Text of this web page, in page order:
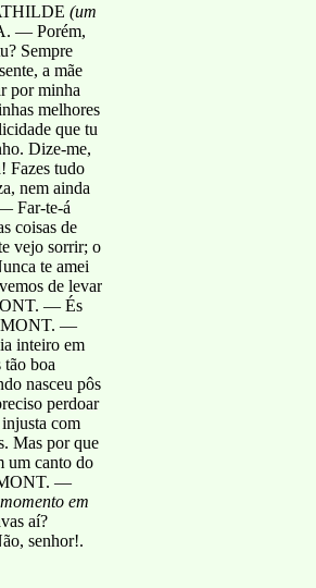
(um
— Porém,
Sempre
a mãe
por minha
melhores
que tu
Dize-me,
tudo
nem ainda
Far-te-á
coisas de
vejo sorrir; o
te amei
de levar
— És
—
inteiro em
tão boa
nasceu pôs
perdoar
com
Mas por que
um canto do
—
momento em
aí?
senhor!.